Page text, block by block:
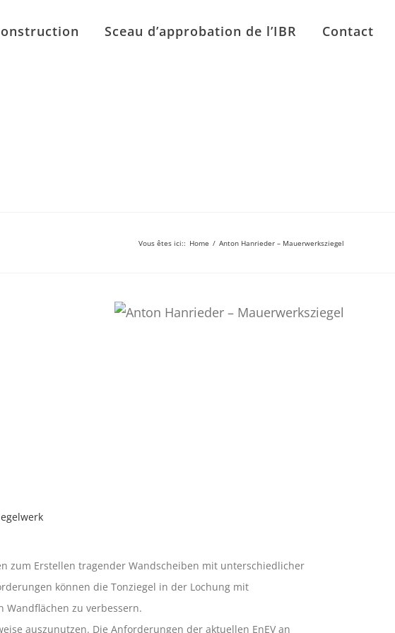
Sceau d’approbation de l’IBR Contact
Vous êtes ici:: Home / Anton Hanrieder – Mauerwerksziegel
zum Erstellen tragender Wandscheiben mit unterschiedlicher
können die Tonziegel in der Lochung mit
zu verbessern.
auszunutzen. Die Anforderungen der aktuellen EnEV an